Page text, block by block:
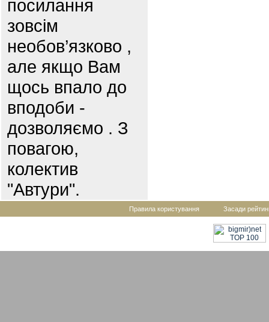
посилання
зовсім
необов’язково ,
але якщо Вам
щось впало до
вподоби -
дозволяємо . З
повагою,
колектив
"Автури".
Правила користування Засади